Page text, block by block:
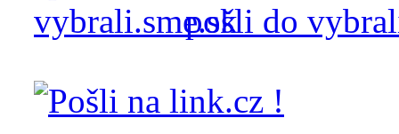
pošli do